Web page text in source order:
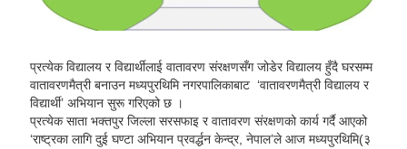
प्रत्येक विद्यालय र विद्यार्थीलाई वातावरण संरक्षणसँग जोडेर विद्यालय हुँदै घरसम्म
वातावरणमैत्री बनाउन मध्यपुरथिमि नगरपालिकाबाट ‘वातावरणमैत्री विद्यालय र
विद्यार्थी’ अभियान सुरू गरिएको छ ।
प्रत्येक साता भक्तपुर जिल्ला सरसफाइ र वातावरण संरक्षणको कार्य गर्दै आएको
‘राष्ट्रका लागि दुई घण्टा अभियान प्रवर्द्धन केन्द्र, नेपाल’ले आज मध्यपुरथिमि(३